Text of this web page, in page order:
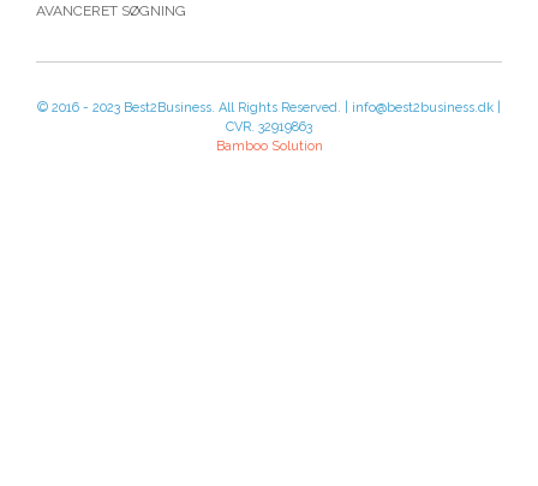
AVANCERET SØGNING
© 2016 - 2023 Best2Business. All Rights Reserved. | info@best2business.dk |
CVR. 32919863
Bamboo Solution